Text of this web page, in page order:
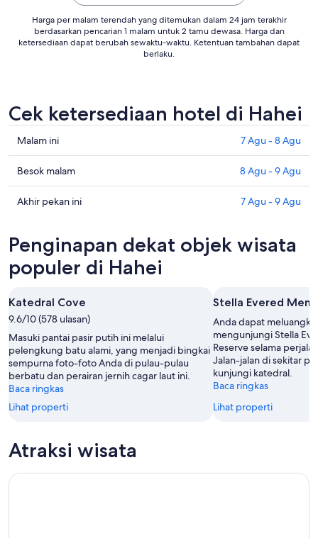
Harga per malam terendah yang ditemukan dalam 24 jam terakhir
berdasarkan pencarian 1 malam untuk 2 tamu dewasa. Harga dan
ketersediaan dapat berubah sewaktu-waktu. Ketentuan tambahan dapat
berlaku.
Cek ketersediaan hotel di Hahei
Cek
harga
di
Hahei
untuk
7
-
Agu
Malam ini 7 Agu - 8 Agu
Cek
harga
di
besok
malam,
8
-
9
Agu
Besok malam 8 Agu - 9 Agu
Cek
Hahei
untuk
akhir
ini,
7
Agu
-
9
Agu
Akhir pekan ini 7 Agu - 9 Agu
Penginapan dekat objek wisata
populer di Hahei
Katedral Cove
9.6/10 (578 ulasan)
Masuki pantai pasir putih ini melalui
pelengkung batu alami, yang menjadi bingkai
sempurna foto-foto Anda di pulau-pulau
berbatu dan perairan jernih cagar laut ini.
Baca ringkas
Lihat properti
Stella Evered
Anda dapat
mengunjungi Stella
Reserve selama
Jalan-jalan di sekitar
kunjungi katedral.
Baca ringkas
Lihat properti
Atraksi wisata
Whitianga: Pelayaran 2 Jam ke Cathedral Cove dan Pantai